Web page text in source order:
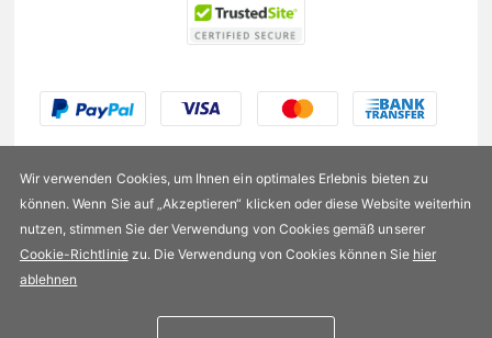
US$166,99
Wir verwenden Cookies, um Ihnen ein optimales Erlebnis bieten zu
können. Wenn Sie auf „Akzeptieren“ klicken oder diese Website weiterhin
nutzen, stimmen Sie der Verwendung von Cookies gemäß unserer
Cookie-Richtliniezu. Die Verwendung von Cookies können Sie hier
ablehnen